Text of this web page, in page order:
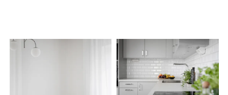
Stadsskogen växer och erbjuder nu förskola och grundskola
(Åk 0-6). Här finns dessutom restaurang, gym, matbutik och
en härlig tillgång till naturen kring Stadsskogen och Mjörn.
Pendlar man till Gbg så kommer man snabbt och smidigt ut